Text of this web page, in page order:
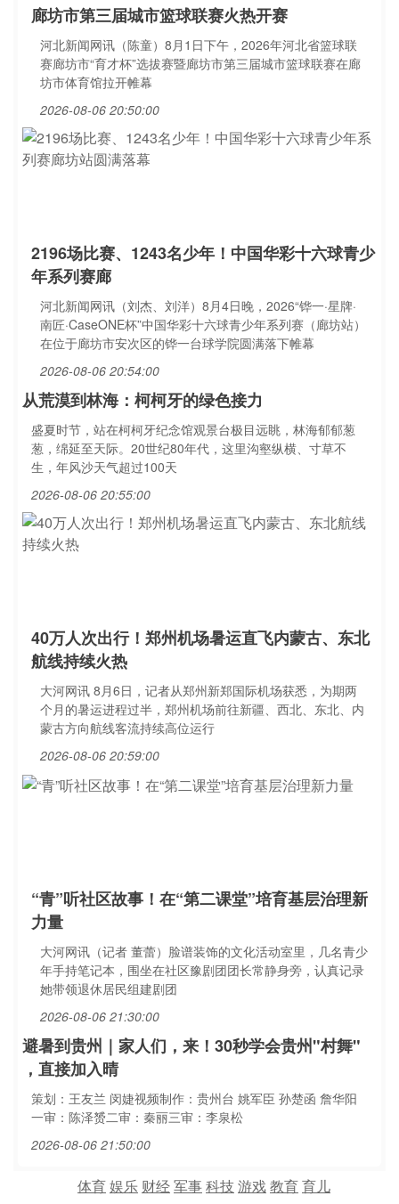
廊坊市第三届城市篮球联赛火热开赛
河北新闻网讯（陈童）8月1日下午，2026年河北省篮球联
赛廊坊市“育才杯”选拔赛暨廊坊市第三届城市篮球联赛在廊
坊市体育馆拉开帷幕
2026-08-06 20:50:00
2196场比赛、1243名少年！中国华彩十六球青少
年系列赛廊
河北新闻网讯（刘杰、刘洋）8月4日晚，2026“铧一·星牌·
南匠·CaseONE杯”中国华彩十六球青少年系列赛（廊坊站）
在位于廊坊市安次区的铧一台球学院圆满落下帷幕
2026-08-06 20:54:00
从荒漠到林海：柯柯牙的绿色接力
盛夏时节，站在柯柯牙纪念馆观景台极目远眺，林海郁郁葱
葱，绵延至天际。20世纪80年代，这里沟壑纵横、寸草不
生，年风沙天气超过100天
2026-08-06 20:55:00
40万人次出行！郑州机场暑运直飞内蒙古、东北
航线持续火热
大河网讯 8月6日，记者从郑州新郑国际机场获悉，为期两
个月的暑运进程过半，郑州机场前往新疆、西北、东北、内
蒙古方向航线客流持续高位运行
2026-08-06 20:59:00
“青”听社区故事！在“第二课堂”培育基层治理新
力量
大河网讯（记者 董蕾）脸谱装饰的文化活动室里，几名青少
年手持笔记本，围坐在社区豫剧团团长常静身旁，认真记录
她带领退休居民组建剧团
2026-08-06 21:30:00
避暑到贵州｜家人们，来！30秒学会贵州"村舞"
，直接加入晴
策划：王友兰 闵婕视频制作：贵州台 姚军臣 孙楚函 詹华阳
一审：陈泽赟二审：秦丽三审：李泉松
2026-08-06 21:50:00
体育娱乐 财经军事科技游戏教育育儿